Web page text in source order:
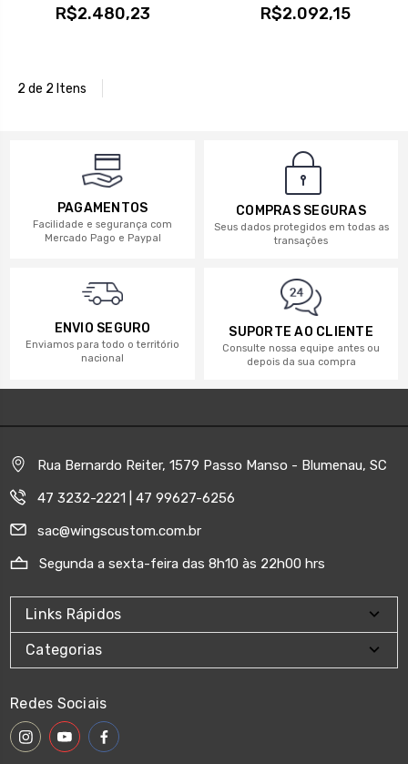
R$2.480,23 R$2.092,15
2 de 2 Itens
PAGAMENTOS
Facilidade e segurança com
Mercado Pago e Paypal
COMPRAS SEGURAS
Seus dados protegidos em todas as
transações
ENVIO SEGURO
Enviamos para todo o território
nacional
SUPORTE AO CLIENTE
Consulte nossa equipe antes ou
depois da sua compra
Rua Bernardo Reiter, 1579 Passo Manso - Blumenau, SC
47 3232-2221 | 47 99627-6256
sac@wingscustom.com.br
Segunda a sexta-feira das 8h10 às 22h00 hrs
Links Rápidos
Categorias
Redes Sociais